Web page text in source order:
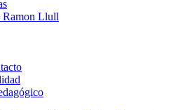
Ramon Llull